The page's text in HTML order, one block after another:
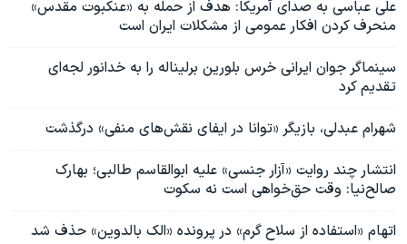
علی عباسی به صدای آمریکا: هدف از حمله به «عنکبوت مقدس»
منحرف کردن افکار عمومی از مشکلات ایران است
سینماگر جوان ایرانی خرس بلورین برلیناله را به خدانور لجه‌ای
تقدیم کرد
شهرام عبدلی، بازیگر «توانا در ایفای نقش‌های منفی» درگذشت
انتشار چند روایت «آزار جنسی» علیه ابوالقاسم طالبی؛ بهارک
صالح‌نیا: وقت حق‌خواهی است نه سکوت
اتهام «استفاده از سلاح گرم» در پرونده «الک بالدوین» حذف شد